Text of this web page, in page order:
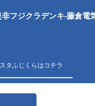
フジクラデンキ-藤倉電
タふじくらはコチラ